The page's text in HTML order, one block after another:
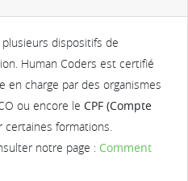
dispositifs de
Human Coders est certifié
en charge par des organismes
ou encore le CPF (Compte
certaines formations.
notre page : Comment